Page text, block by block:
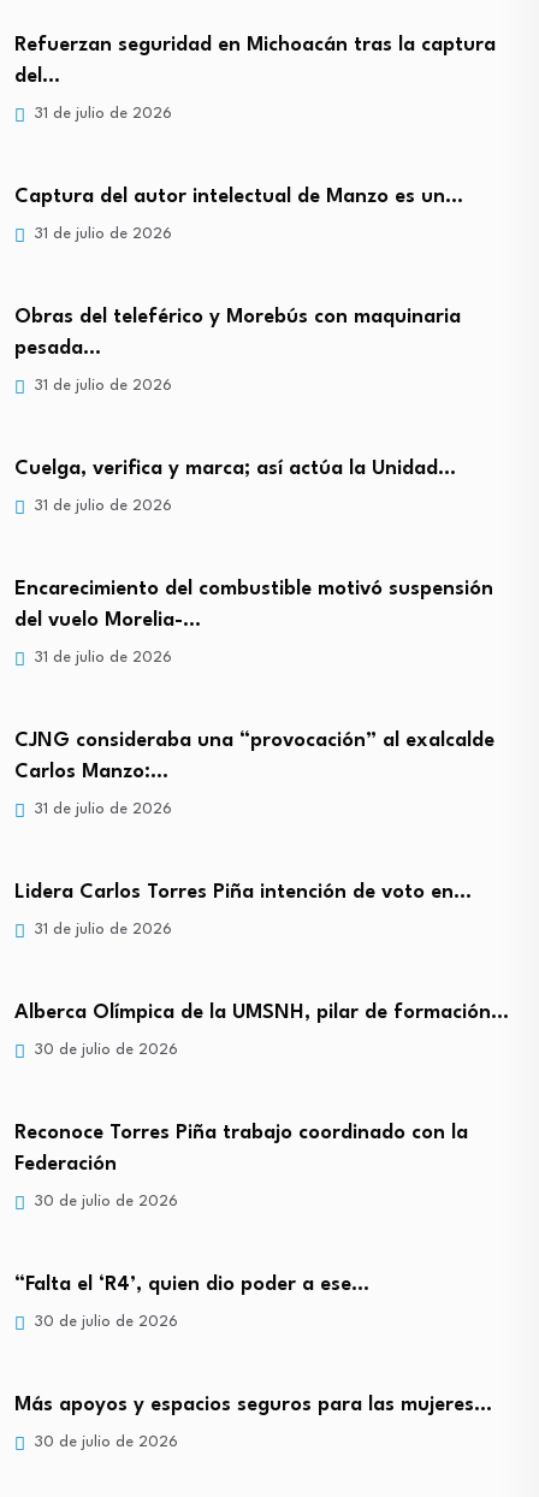
Refuerzan seguridad en Michoacán tras la captura
del…
31 de julio de 2026
Captura del autor intelectual de Manzo es un…
31 de julio de 2026
Obras del teleférico y Morebús con maquinaria
pesada…
31 de julio de 2026
Cuelga, verifica y marca; así actúa la Unidad…
31 de julio de 2026
Encarecimiento del combustible motivó suspensión
del vuelo Morelia-…
31 de julio de 2026
CJNG consideraba una “provocación” al exalcalde
Carlos Manzo:…
31 de julio de 2026
Lidera Carlos Torres Piña intención de voto en…
31 de julio de 2026
Alberca Olímpica de la UMSNH, pilar de formación…
30 de julio de 2026
Reconoce Torres Piña trabajo coordinado con la
Federación
30 de julio de 2026
“Falta el ‘R4’, quien dio poder a ese…
30 de julio de 2026
Más apoyos y espacios seguros para las mujeres…
30 de julio de 2026